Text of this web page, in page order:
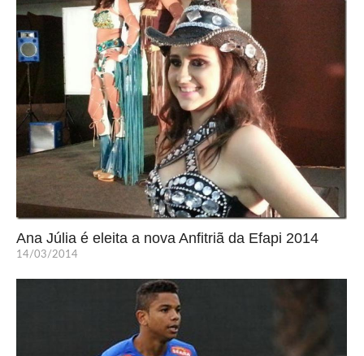
Ana Júlia é eleita a nova Anfitriã da Efapi 2014
14/03/2014